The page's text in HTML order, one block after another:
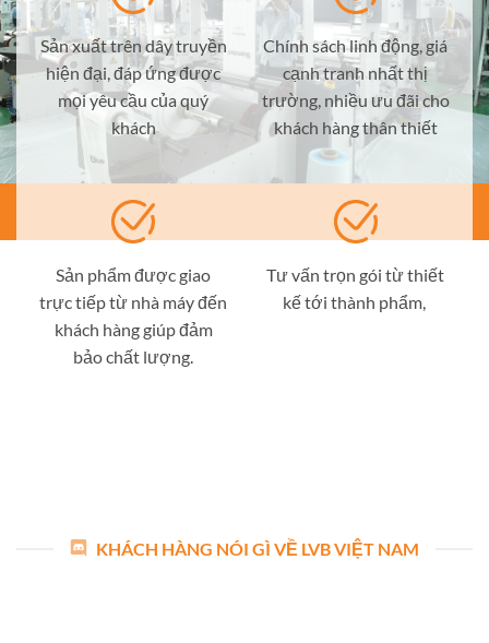
Sản xuất trên dây truyền
hiện đại, đáp ứng được
mọi yêu cầu của quý
khách
Chính sách linh động, giá
cạnh tranh nhất thị
trường, nhiều ưu đãi cho
khách hàng thân thiết
Sản phẩm được giao
trực tiếp từ nhà máy đến
khách hàng giúp đảm
bảo chất lượng.
Tư vấn trọn gói từ thiết
kế tới thành phẩm,
KHÁCH HÀNG NÓI GÌ VỀ LVB VIỆT NAM